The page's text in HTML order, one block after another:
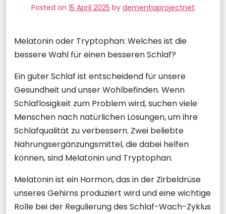
Posted on 15 April 2025 by dementiaprojectnet
Melatonin oder Tryptophan: Welches ist die
bessere Wahl für einen besseren Schlaf?
Ein guter Schlaf ist entscheidend für unsere
Gesundheit und unser Wohlbefinden. Wenn
Schlaflosigkeit zum Problem wird, suchen viele
Menschen nach natürlichen Lösungen, um ihre
Schlafqualität zu verbessern. Zwei beliebte
Nahrungsergänzungsmittel, die dabei helfen
können, sind Melatonin und Tryptophan.
Melatonin ist ein Hormon, das in der Zirbeldrüse
unseres Gehirns produziert wird und eine wichtige
Rolle bei der Regulierung des Schlaf-Wach-Zyklus